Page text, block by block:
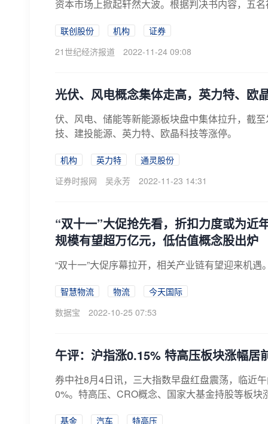
资本市场上掀起轩然大波。根据判决书内容，五
联创股份 机构
证券
21世纪经济报道
2022-11-24 09:08
光伏、风电概念集体走高，英力特、欧
伏、风电、储能等新能源板块盘中集体拉升，截
技、建投能源、英力特、欧晶科技等涨停。
机构 英力特
通灵股份
证券时报网
吴永芳 2022-11-23 14:31
“双十一”大促抢先看，折扣力度或为近
规模有望超万亿元，低估值概念股出炉
“双十一”大促序幕拉开，相关产业链有望迎来机遇
智慧物流 物流
今天国际
数据宝
2022-10-25 07:53
午评：沪指涨0.15% 特高压板块涨幅居
券中社8月4日讯，三大指数早盘红盘震荡，临近
0%。特高压、CRO概念、国家大基金持股等板
基金 汽车 特高压